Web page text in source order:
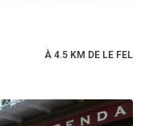
À 4.5 KM DE LE FEL